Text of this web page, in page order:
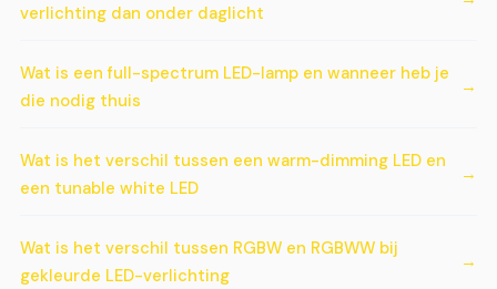
verlichting dan onder daglicht
Wat is een full-spectrum LED-lamp en wanneer heb je
die nodig thuis
Wat is het verschil tussen een warm-dimming LED en
een tunable white LED
Wat is het verschil tussen RGBW en RGBWW bij
gekleurde LED-verlichting